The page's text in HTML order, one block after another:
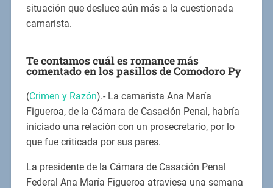
situación que desluce aún más a la cuestionada
camarista.
Te contamos cuál es romance más
comentado en los pasillos de Comodoro Py
(Crimen y Razón).- La camarista Ana María
Figueroa, de la Cámara de Casación Penal, habría
iniciado una relación con un prosecretario, por lo
que fue criticada por sus pares.
La presidente de la Cámara de Casación Penal
Federal Ana María Figueroa atraviesa una semana